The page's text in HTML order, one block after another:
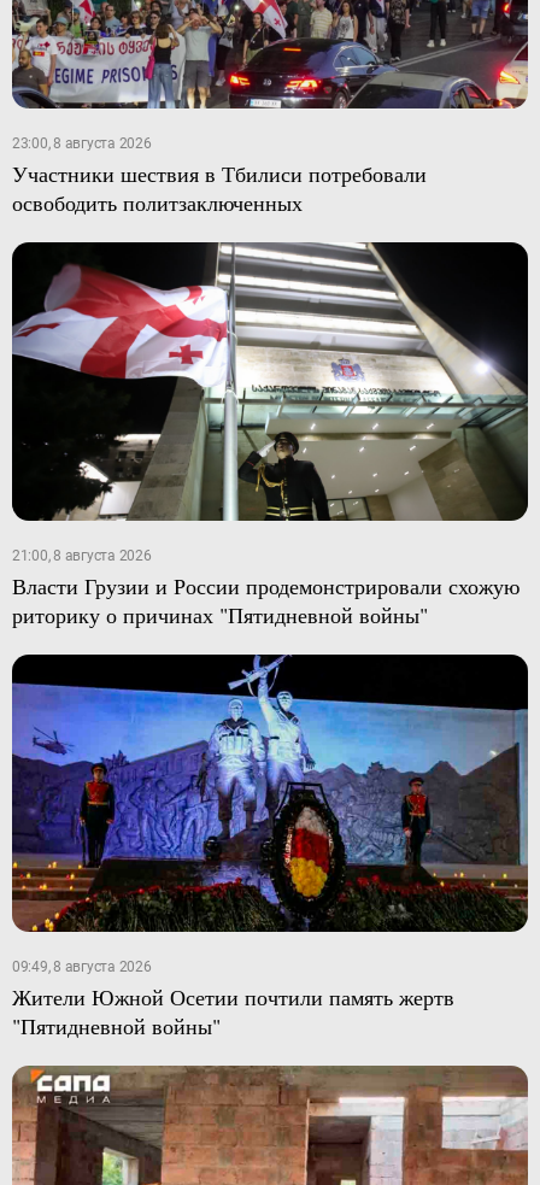
23:00, 8 августа 2026
Участники шествия в Тбилиси потребовали
освободить политзаключенных
21:00, 8 августа 2026
Власти Грузии и России продемонстрировали схожую
риторику о причинах "Пятидневной войны"
09:49, 8 августа 2026
Жители Южной Осетии почтили память жертв
"Пятидневной войны"